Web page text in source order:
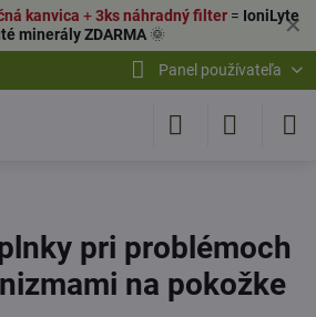
✕
kanvica +3ks náhradný filter= IoniLyte
minerály ZDARMA 🌞
Panel používateľa
pri problémoch
na pokožke